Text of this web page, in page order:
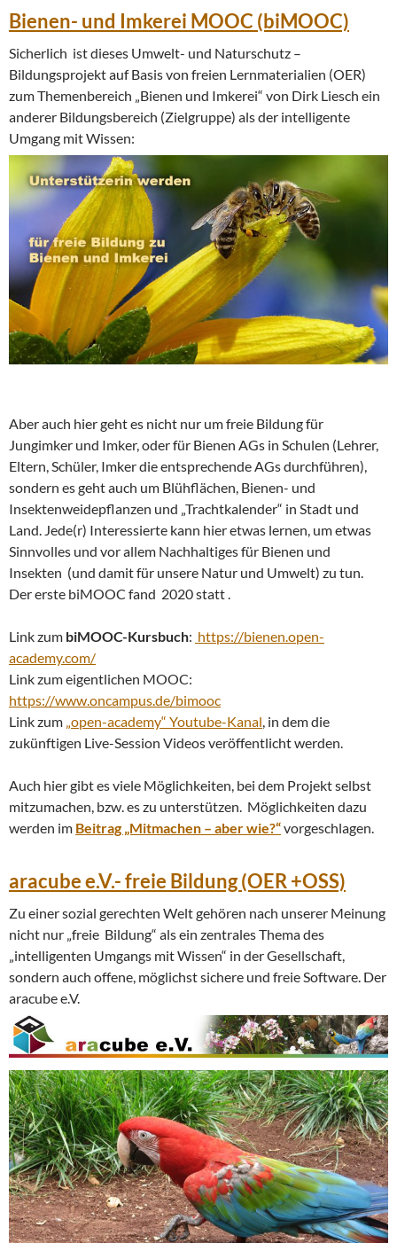
Bienen- und Imkerei MOOC (biMOOC)
Sicherlich ist dieses Umwelt- und Naturschutz –
Bildungsprojekt auf Basis von freien Lernmaterialien (OER)
zum Themenbereich „Bienen und Imkerei“ von Dirk Liesch ein
anderer Bildungsbereich (Zielgruppe) als der intelligente
Umgang mit Wissen:
Aber auch hier geht es nicht nur um freie Bildung für
Jungimker und Imker, oder für Bienen AGs in Schulen (Lehrer,
Eltern, Schüler, Imker die entsprechende AGs durchführen),
sondern es geht auch um Blühflächen, Bienen- und
Insektenweidepflanzen und „Trachtkalender“ in Stadt und
Land. Jede(r) Interessierte kann hier etwas lernen, um etwas
Sinnvolles und vor allem Nachhaltiges für Bienen und
Insekten (und damit für unsere Natur und Umwelt) zu tun.
Der erste biMOOC fand 2020 statt .
Link zum biMOOC-Kursbuch: https://bienen.open-
academy.com/
Link zum eigentlichen MOOC:
https://www.oncampus.de/bimooc
Link zum „open-academy“ Youtube-Kanal, in dem die
zukünftigen Live-Session Videos veröffentlicht werden.
Auch hier gibt es viele Möglichkeiten, bei dem Projekt selbst
mitzumachen, bzw. es zu unterstützen. Möglichkeiten dazu
werden im Beitrag „Mitmachen – aber wie?“vorgeschlagen.
aracube e.V.- freie Bildung (OER +OSS)
Zu einer sozial gerechten Welt gehören nach unserer Meinung
nicht nur „freie Bildung“ als ein zentrales Thema des
„intelligenten Umgangs mit Wissen“ in der Gesellschaft,
sondern auch offene, möglichst sichere und freie Software. Der
aracube e.V.